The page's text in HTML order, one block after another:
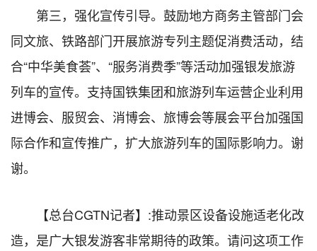
第三，强化宣传引导。鼓励地方商务主管部门会
同文旅、铁路部门开展旅游专列主题促消费活动，结
合“中华美食荟”、“服务消费季”等活动加强银发旅游
列车的宣传。支持国铁集团和旅游列车运营企业利用
进博会、服贸会、消博会、旅博会等展会平台加强国
际合作和宣传推广，扩大旅游列车的国际影响力。谢
谢。
【总台CGTN记者】:推动景区设备设施适老化改
造，是广大银发游客非常期待的政策。请问这项工作